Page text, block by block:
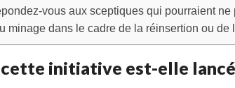
vous aux sceptiques qui pourraient
minage dans le cadre de la réinsertion ou de
initiative est-elle